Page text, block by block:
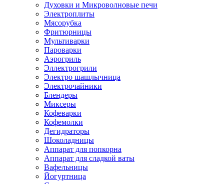
Духовки и Микроволновые печи
Электроплиты
Мясорубка
Фритюрницы
Мультиварки
Пароварки
Аэрогриль
Эллектрогрили
Электро шашлычница
Электрочайники
Блендеры
Миксеры
Кофеварки
Кофемолки
Дегидраторы
Шоколадницы
Аппарат для попкорна
Аппарат для сладкой ваты
Вафельницы
Йогуртница